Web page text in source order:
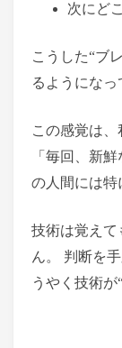
次にど
こうした“ブ
るようになっ
この感覚は、
「毎回、新
の人間には特
技術は覚えて
ん。 判断を
うやく技術が